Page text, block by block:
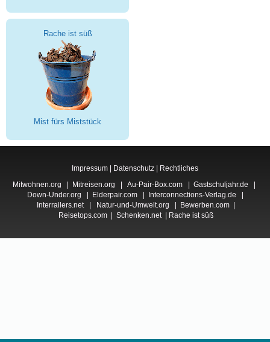
Rache ist süß
Mist fürs Miststück
Impressum Datenschutz
Rechtliches
Mitwohnen.org | Mitreisen.org | Au-Pair-Box.com | Gastschuljahr.de |
Down-Under.org | Elderpair.com| Interconnections-Verlag.de |
Interrailers.net | Natur-und-Umwelt.org | Bewerben.com |
Reisetops.com | Schenken.net | Rache ist süß